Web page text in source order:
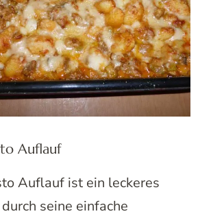
Auflauf
Auflauf ist ein leckeres
seine einfache